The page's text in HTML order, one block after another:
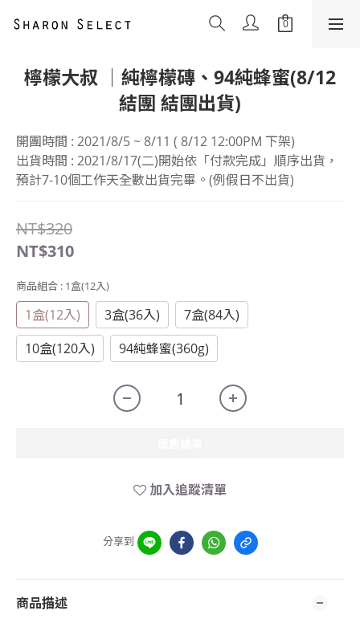
檸檬大叔 │純檸檬磚、94純蜂蜜(8/12
結團 結團出貨)
開團時間 : 2021/8/5 ~ 8/11 ( 8/12 12:00PM 下架)
出貨時間 : 2021/8/17(二)開始依「付款完成」順序出貨，
預計7-10個工作天全數出貨完畢。(例假日不出貨)
NT$320
NT$310
商品組合 : 1盒(12入)
1盒(12入) 3盒(36入)
7盒(84入)
10盒(120入)
94純蜂蜜(360g)
加入追蹤清單
分享到
商品描述